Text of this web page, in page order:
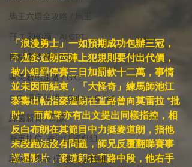
馬王六環全攻略 / 馬王
孖 T 和你贏 / AI GPT
自購馬透視 / G.C.
歐美新馬速遞 / G.C
G.C. 環宇脈搏 / Gallant Chief
綠茵新貴 / 馬森
賽事排位 (香港) / 資料組
騎練出馬表 (香港) / 資料組
「浪漫勇士」一如預期成功包辦三冠，
不過麥道朗因陣上犯規則要付出代價，
被小組罰停賽三日加罰款十二萬，事情
並未因而結束，「大怪奇」練馬師池江
泰壽出帖指麥道朗在直路曾向莫雷拉 “批
肘”，而戴勝亦有出文提出同樣指控，相
反白布朗在其節目中力挺麥道朗，指他
末段跑法沒有問題，師兄反覆翻睇賽事
巡邏影片，麥道朗在直路中段，他右手